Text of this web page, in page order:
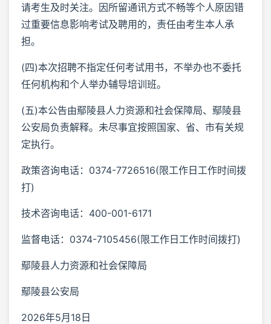
请考生及时关注。因所留通讯方式不畅等个人原因错
过重要信息影响考试及聘用的，责任由考生本人承
担。
(四)本次招聘不指定任何考试用书，不举办也不委托
任何机构和个人举办辅导培训班。
(五)本公告由鄢陵县人力资源和社会保障局、鄢陵县
公安局负责解释。未尽事宜按照国家、省、市有关规
定执行。
政策咨询电话：0374-7726516(限工作日工作时间拨
打)
技术咨询电话：400-001-6171
监督电话：0374-7105456(限工作日工作时间拨打)
鄢陵县人力资源和社会保障局
鄢陵县公安局
2026年5月18日